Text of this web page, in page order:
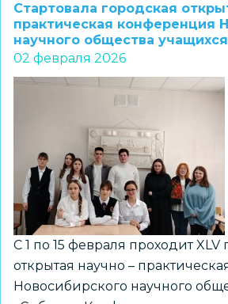
заседания
секции
«Астрономия
Космонавтика»
научно-
практической
конференции
НОУ
«Сибирь»
Стартовала городская
практическая конференция
научного общества
02 февраля 2026
С 1 по 15 февраля проходит XLV
открытая научно –
Новосибирского научного